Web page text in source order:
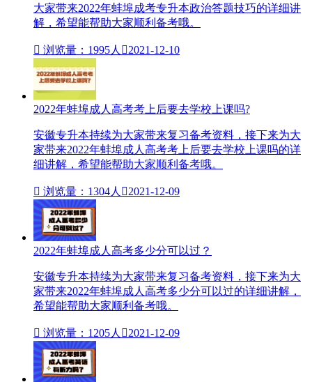
大家带来2022年蚌埠成考专升本政治答题技巧的详细讲
解，希望能帮助大家顺利备考哦。
 浏览量：1995人 2021-12-10
2022年蚌埠成人高考考上后要去学校上课吗?
安徽专升本持续为大家带来复习备考资料，接下来为大
家带来2022年蚌埠成人高考考上后要去学校上课吗的详
细讲解，希望能帮助大家顺利备考哦。
 浏览量：1304人 2021-12-09
2022年蚌埠成人高考多少分可以过？
安徽专升本持续为大家带来复习备考资料，接下来为大
家带来2022年蚌埠成人高考多少分可以过的详细讲解，
希望能帮助大家顺利备考哦。
 浏览量：1205人 2021-12-09